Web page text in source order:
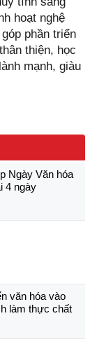
hoạt nghệ
phần triển
thiện, học
mạnh, giàu
Ngày Văn hóa
4 ngày
văn hóa vào
làm thực chất